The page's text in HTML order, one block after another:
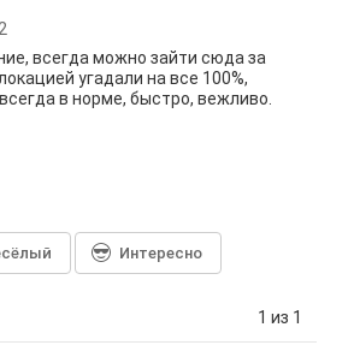
всегда можно зайти сюда за
угадали на все 100%,
в норме, быстро, вежливо.
Интересно
1 из 1